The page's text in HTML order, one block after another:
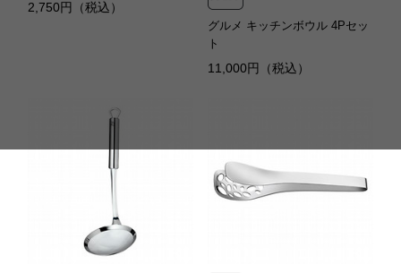
2,750円（税込）
グルメ キッチンボウル 4Pセッ
ト
11,000円（税込）